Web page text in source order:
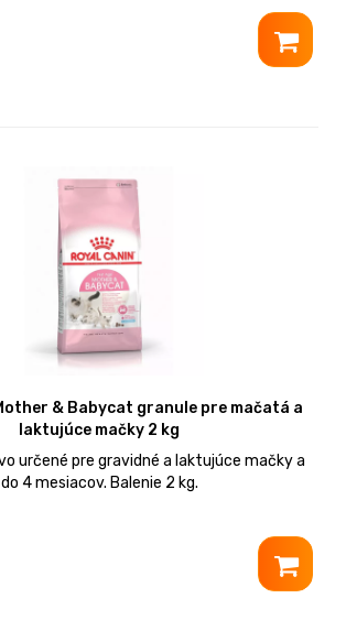
& Babycat granule pre mačatá a
laktujúce mačky 2 kg
určené pre gravidné a laktujúce mačky a
4 mesiacov. Balenie 2 kg.